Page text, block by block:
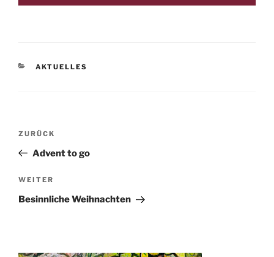
KATEGORIEN
AKTUELLES
Beitragsnavigation
Vorheriger
Beitrag
ZURÜCK
Advent to go
Nächster
Beitrag
WEITER
Besinnliche Weihnachten